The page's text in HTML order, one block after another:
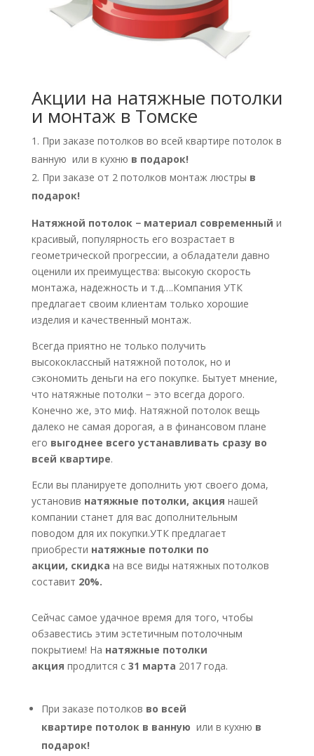
Акции на натяжные потолки
и монтаж в Томске
При заказе потолков во всей квартире потолок в
ванную или в кухню в подарок!
При заказе от 2 потолков монтаж люстры в
подарок!
Натяжной потолок − материал современный и
красивый, популярность его возрастает в
геометрической прогрессии, а обладатели давно
оценили их преимущества: высокую скорость
монтажа, надежность и т.д….Компания УТК
предлагает своим клиентам только хорошие
изделия и качественный монтаж.
Всегда приятно не только получить
высококлассный натяжной потолок, но и
сэкономить деньги на его покупке. Бытует мнение,
что натяжные потолки − это всегда дорого.
Конечно же, это миф. Натяжной потолок вещь
далеко не самая дорогая, а в финансовом плане
его выгоднее всего устанавливать сразу во
всей квартире.
Если вы планируете дополнить уют своего дома,
установив натяжные потолки, акция нашей
компании станет для вас дополнительным
поводом для их покупки.УТК предлагает
приобрести натяжные потолки по
акции, скидка на все виды натяжных потолков
составит 20%.
Сейчас самое удачное время для того, чтобы
обзавестись этим эстетичным потолочным
покрытием! На натяжные потолки
акция продлится с 31 марта 2017 года.
При заказе потолков во всей
квартире потолок в ванную или в кухню в
подарок!